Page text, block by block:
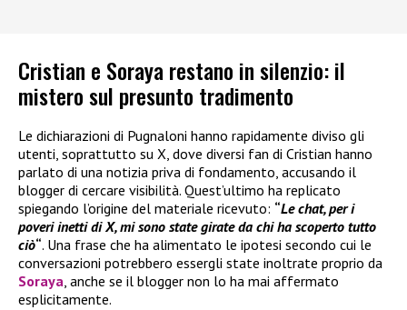
Cristian e Soraya restano in silenzio: il
mistero sul presunto tradimento
Le dichiarazioni di Pugnaloni hanno rapidamente diviso gli
utenti, soprattutto su X, dove diversi fan di Cristian hanno
parlato di una notizia priva di fondamento, accusando il
blogger di cercare visibilità. Quest’ultimo ha replicato
spiegando l’origine del materiale ricevuto: “Le chat, per i
poveri inetti di X, mi sono state girate da chi ha scoperto tutto
ciò“. Una frase che ha alimentato le ipotesi secondo cui le
conversazioni potrebbero essergli state inoltrate proprio da
Soraya, anche se il blogger non lo ha mai affermato
esplicitamente.